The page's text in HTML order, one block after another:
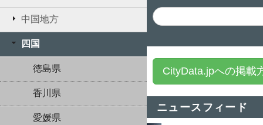
中国地方
四国
徳島県
香川県
愛媛県
CityData.jpへの掲載
ニュースフィード